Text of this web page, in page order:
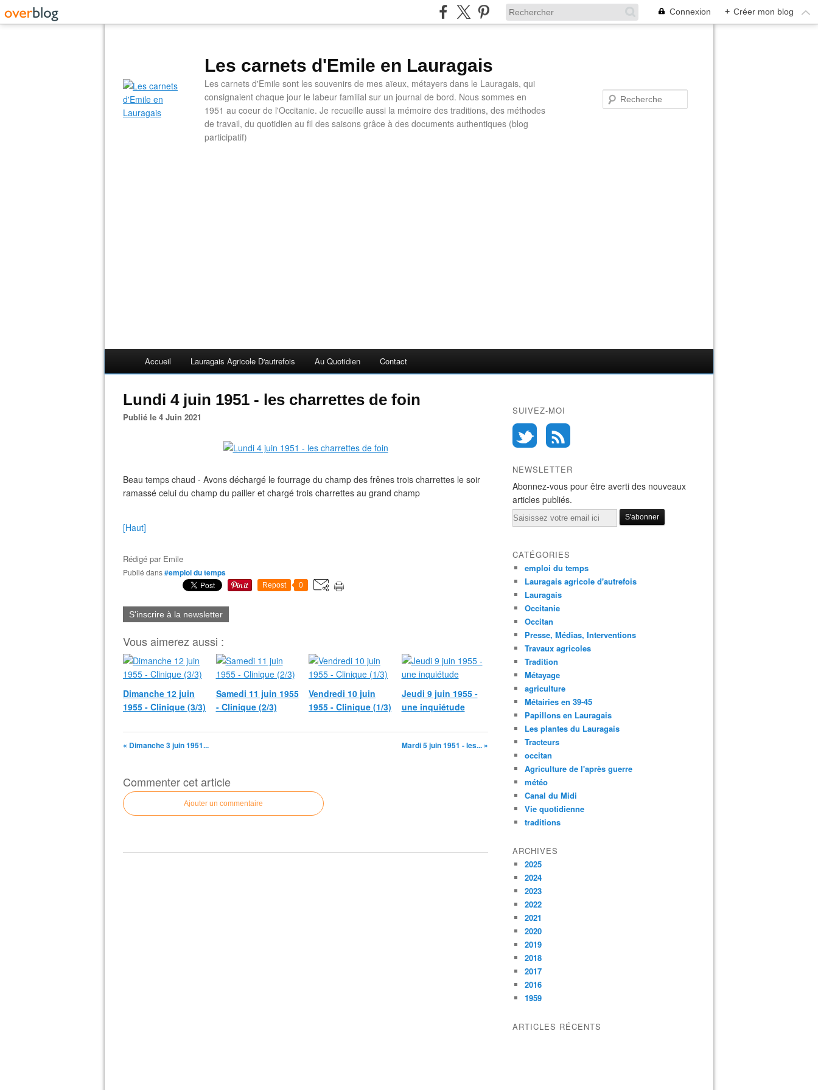
Connexion + Créer mon blog
Les carnets d'Emile en Lauragais
Les carnets d'Emile sont les souvenirs de mes aïeux, métayers dans le Lauragais, qui
consignaient chaque jour le labeur familial sur un journal de bord. Nous sommes en
1951 au coeur de l'Occitanie. Je recueille aussi la mémoire des traditions, des méthodes
de travail, du quotidien au fil des saisons grâce à des documents authentiques (blog
participatif)
Accueil Lauragais Agricole D'autrefois Au Quotidien Contact
Lundi 4 juin 1951 - les charrettes de foin
Publié le 4 Juin 2021
Beau temps chaud - Avons déchargé le fourrage du champ des frênes trois charrettes le soir
ramassé celui du champ du pailler et chargé trois charrettes au grand champ
[Haut]
Rédigé par Emile
Publié dans#emploi du temps
Repost 0
S'inscrire à la newsletter
Vous aimerez aussi :
Dimanche 12 juin
1955 - Clinique (3/3)
Samedi 11 juin 1955
- Clinique (2/3)
Vendredi 10 juin
1955 - Clinique (1/3)
Jeudi 9 juin 1955 -
une inquiétude
« Dimanche 3 juin 1951... Mardi 5 juin 1951 - les... »
Commenter cet article
Ajouter un commentaire
SUIVEZ-MOI
NEWSLETTER
Abonnez-vous pour être averti des nouveaux
articles publiés.
Email
CATÉGORIES
emploi du temps
Lauragais agricole d'autrefois
Lauragais
Occitanie
Occitan
Presse, Médias, Interventions
Travaux agricoles
Tradition
Métayage
agriculture
Métairies en 39-45
Papillons en Lauragais
Les plantes du Lauragais
Tracteurs
occitan
Agriculture de l'après guerre
météo
Canal du Midi
Vie quotidienne
traditions
ARCHIVES
2025
2024
2023
2022
2021
2020
2019
2018
2017
2016
1959
ARTICLES RÉCENTS